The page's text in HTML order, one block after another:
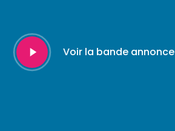
Play
Video
Voir la bande annonce